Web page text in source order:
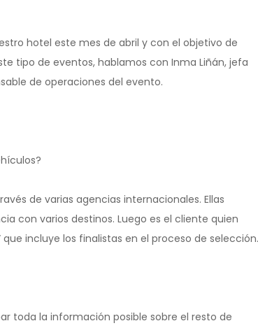
hotel este mes de abril y con el objetivo de
tipo de eventos, hablamos con Inma Liñán, jefa
de operaciones del evento.
de varias agencias internacionales. Ellas
con varios destinos. Luego es el cliente quien
incluye los finalistas en el proceso de selección.
toda la información posible sobre el resto de